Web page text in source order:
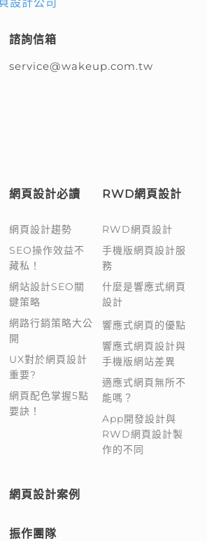
諮詢信箱
service@wakeup.com.tw
網頁設計必讀
網頁設計趨勢
SEO操作效益不
藏私！
網站設計SEO關
鍵策略
網路行銷策略大公
開
UX對於網頁設計
重要?
網頁配色掌握5點
要訣！
RWD網頁設計
RWD網頁設計
手機版網頁設計服
務
什麼是響應式網頁
設計
響應式網頁的優點
響應式網頁設計與
手機版網站差異
適應式網頁無所不
能嗎？
App開發設計與
RWD網頁設計製
作的不同
網頁設計案例
振作團隊